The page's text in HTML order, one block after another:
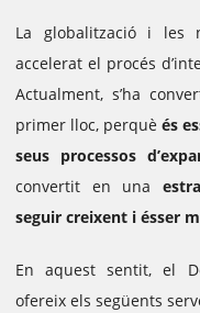
La globalització i les
accelerat el procés
Actualment, s’ha
primer lloc, perquè és
seus processos
convertit en una
seguir creixent i ésser
En aquest sentit, el
ofereix els següents